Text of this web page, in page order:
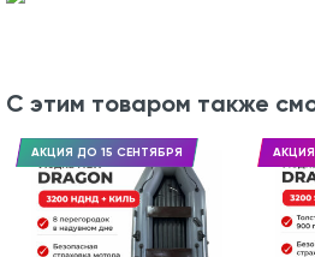
С этим товаром также
АКЦИЯ ДО 15 СЕНТЯБРЯ